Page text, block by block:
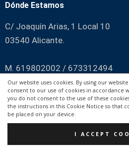
Our website uses cookies. By using our
consent to our use of cookies in accordance
you do not consent to the use of these
the instructions in this Cookie Notice so that
be placed on your device.
I ACCEPT
Dónde Estamos
C/ Joaquín Arias, 1 Local 10
03540 Alicante.
M. 619802002 / 673312494
POLÍTICA DE PRIVACIDAD |POLÍTICA DE
© 2020 PARQUE MARIOLA. Todos los